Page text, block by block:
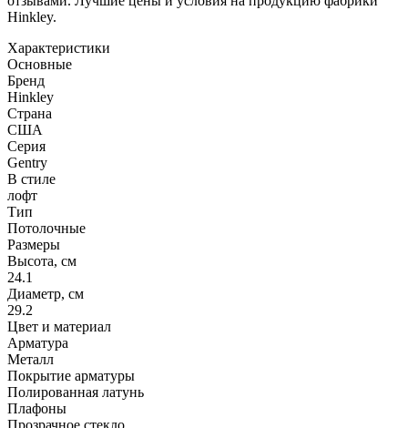
Hinkley.
Характеристики
Основные
Бренд
Hinkley
Страна
США
Серия
Gentry
В стиле
лофт
Тип
Потолочные
Размеры
Высота, см
24.1
Диаметр, см
29.2
Цвет и материал
Арматура
Металл
Покрытие арматуры
Полированная латунь
Плафоны
Прозрачное стекло